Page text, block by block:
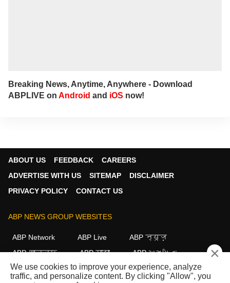
Breaking News, Anytime, Anywhere - Download
ABPLIVE on Android and iOS now!
ABOUT US FEEDBACK
CAREERS
ADVERTISE WITH US
SITEMAP
DISCLAIMER
PRIVACY POLICY
CONTACT US
ABP NEWS GROUP WEBSITES
ABP Network ABP Live
ABP न्यूज़
ABP আনন্দ
ABP माझा
ABP અસ્મિતા
ABP Ganga
ABP ਸਾਂਝਾ ABP நாடு ABP దేశం
×
We use cookies to improve your experience, analyze
traffic, and personalize content. By clicking "Allow", you